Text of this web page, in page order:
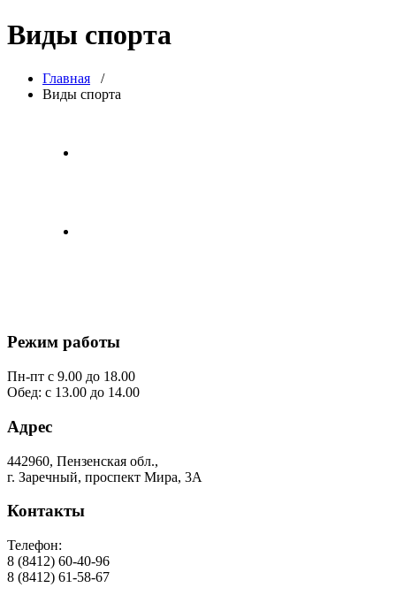
Виды спорта
Главная /
Виды спорта
Режим работы
Пн-пт с 9.00 до 18.00
Обед: с 13.00 до 14.00
Адрес
442960, Пензенская обл.,
г. Заречный, проспект Мира, 3А
Контакты
Телефон:
8 (8412) 60-40-96
8 (8412) 61-58-67